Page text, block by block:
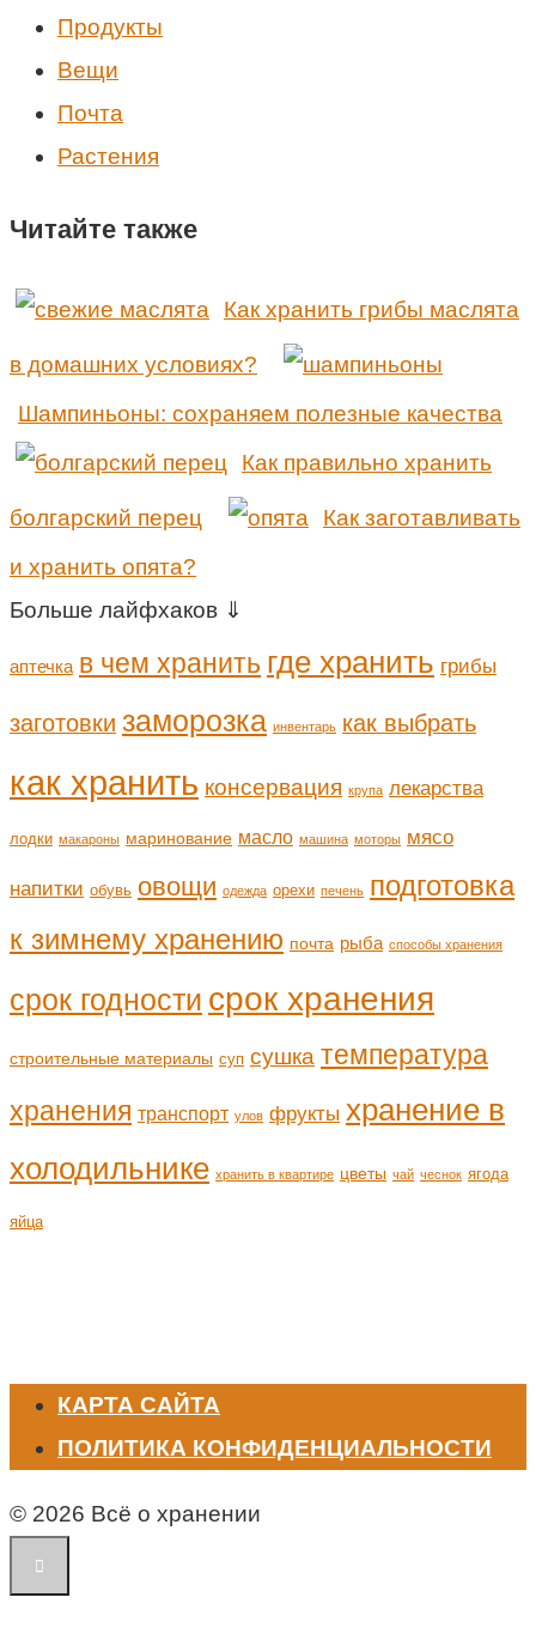
Продукты
Вещи
Почта
Растения
Читайте также
Как хранить грибы маслята
в домашних условиях?
Шампиньоны: сохраняем полезные качества
Как правильно хранить
болгарский перец
Как заготавливать
и хранить опята?
Больше лайфхаков ⇓
аптечка в чем хранить где хранить грибы
заготовки заморозка инвентарь как выбрать
как хранить консервация крупа лекарства
лодки макароны маринование масло машина моторы мясо
напитки обувь овощи одежда орехи печень подготовка
к зимнему хранению почта рыба способы хранения
срок годности срок хранения
строительные материалы суп сушка температура
хранения транспорт улов фрукты хранение в
холодильнике хранить в квартире цветы чай чеснок ягода
яйца
КАРТА САЙТА
ПОЛИТИКА КОНФИДЕНЦИАЛЬНОСТИ
© 2026 Всё о хранении